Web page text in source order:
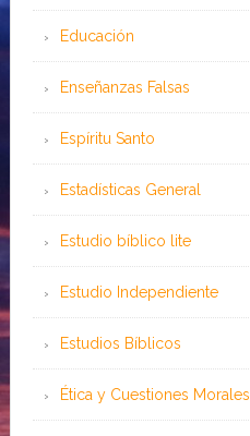
Educación
Enseñanzas Falsas
Espíritu Santo
Estadísticas General
Estudio bíblico lite
Estudio Independiente
Estudios Bíblicos
Ética y Cuestiones Morales